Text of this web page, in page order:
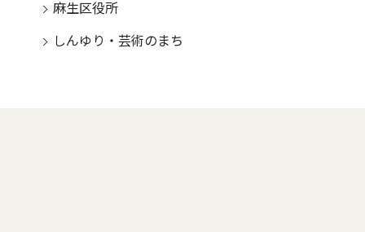
麻生区役所
しんゆり・芸術のまち